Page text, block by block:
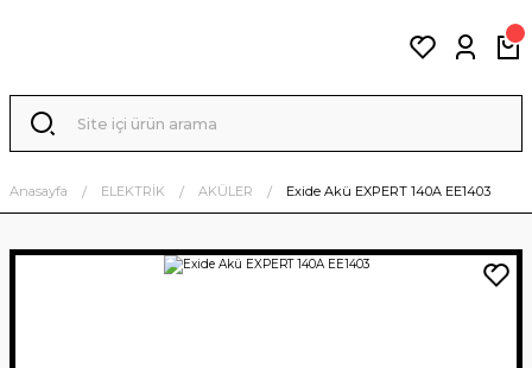
Anasayfa ELEKTRİK AKÜLER Exide Akü EXPERT 140A EE1403